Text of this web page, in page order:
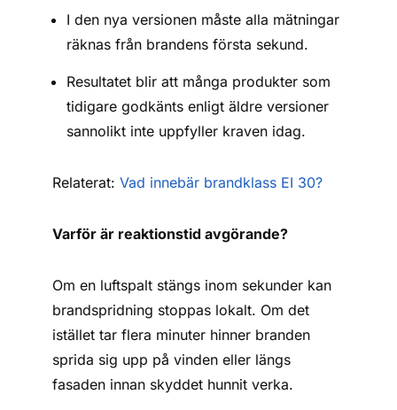
I den nya versionen måste alla mätningar
räknas från brandens första sekund.
Resultatet blir att många produkter som
tidigare godkänts enligt äldre versioner
sannolikt inte uppfyller kraven idag.
Relaterat:Vad innebär brandklass EI 30?
Varför är reaktionstid avgörande?
Om en luftspalt stängs inom sekunder kan
brandspridning stoppas lokalt. Om det
istället tar flera minuter hinner branden
sprida sig upp på vinden eller längs
fasaden innan skyddet hunnit verka.